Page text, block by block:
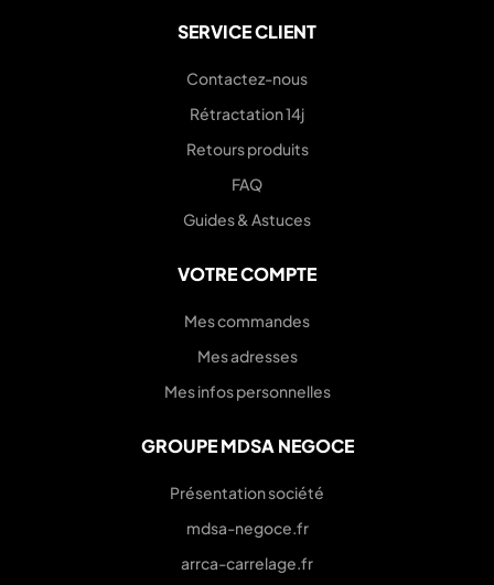
SERVICE CLIENT
Contactez-nous
Rétractation 14j
Retours produits
FAQ
Guides & Astuces
VOTRE COMPTE
Mes commandes
Mes adresses
Mes infos personnelles
GROUPE MDSA NEGOCE
Présentation société
mdsa-negoce.fr
arrca-carrelage.fr